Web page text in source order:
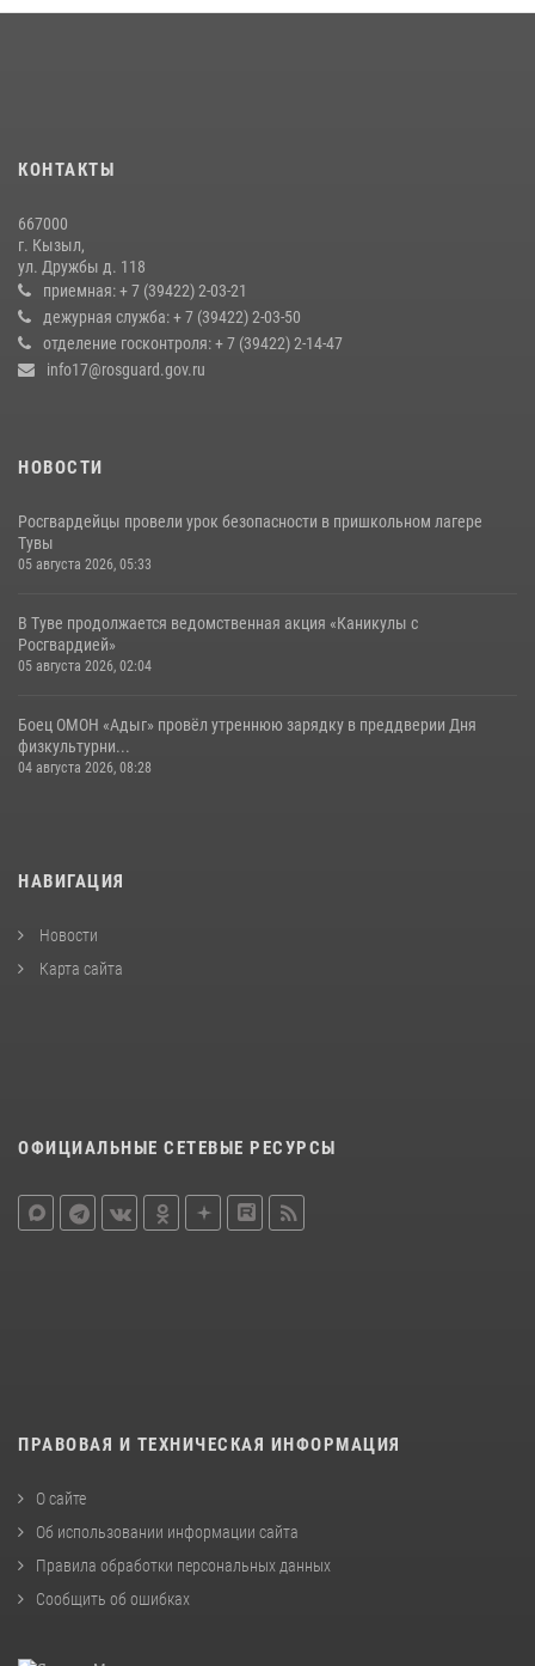
Наадым-2026
21 июля 2026, 04:59
Росгвардия совместно ГИМС МЧС Тувы провела профилактические
мероприятия на территории Бай-Тайгинского района
13 июля 2026, 08:55
Кызылчанин поблагодарил сотрудников Росгвардии за
оперативное реагирование в решении конфликтной ситуации
КОНТАКТЫ
667000
г. Кызыл,
ул. Дружбы д. 118
приемная: + 7 (39422) 2-03-21
дежурная служба: + 7 (39422) 2-03-50
отделение госконтроля: + 7 (39422) 2-14-47
info17@rosguard.gov.ru
НОВОСТИ
Росгвардейцы провели урок безопасности в пришкольном лагере
Тувы
05 августа 2026, 05:33
В Туве продолжается ведомственная акция «Каникулы с
Росгвардией»
05 августа 2026, 02:04
Боец ОМОН «Адыг» провёл утреннюю зарядку в преддверии Дня
физкультурни...
04 августа 2026, 08:28
НАВИГАЦИЯ
Новости
Карта сайта
ОФИЦИАЛЬНЫЕ СЕТЕВЫЕ РЕСУРСЫ
ПРАВОВАЯ И ТЕХНИЧЕСКАЯ ИНФОРМАЦИЯ
О сайте
Об использовании информации сайта
Правила обработки персональных данных
Сообщить об ошибках